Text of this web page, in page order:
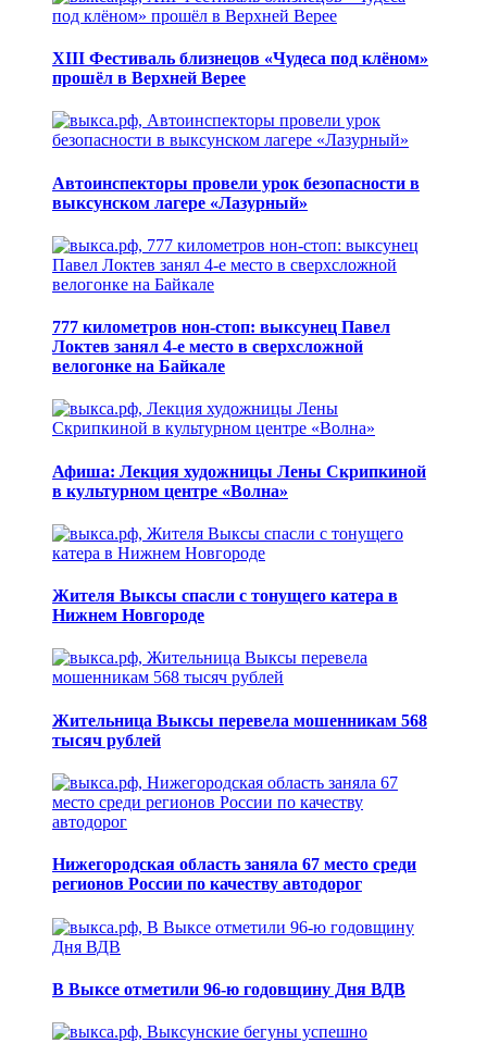
XIII Фестиваль близнецов «Чудеса под клёном»
прошёл в Верхней Верее
Автоинспекторы провели урок безопасности в
выксунском лагере «Лазурный»
777 километров нон-стоп: выксунец Павел
Локтев занял 4-е место в сверхсложной
велогонке на Байкале
Афиша: Лекция художницы Лены Скрипкиной
в культурном центре «Волна»
Жителя Выксы спасли с тонущего катера в
Нижнем Новгороде
Жительница Выксы перевела мошенникам 568
тысяч рублей
Нижегородская область заняла 67 место среди
регионов России по качеству автодорог
В Выксе отметили 96-ю годовщину Дня ВДВ